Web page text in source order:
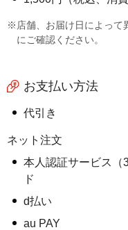
※店舗、お届け日によって
にご確認ください。
お支払い方法
代引き
ネット注文
本人認証サービス（
ド
d払い
au PAY